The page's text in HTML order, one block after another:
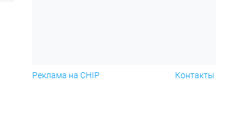
Реклама на CHIP Контакты